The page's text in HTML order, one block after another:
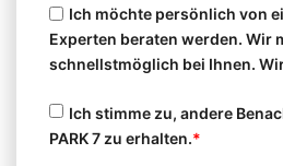
Ich möchte persönlich von
Experten beraten werden. Wir
schnellstmöglich bei Ihnen.
Ich stimme zu, andere
PARK 7 zu erhalten.*